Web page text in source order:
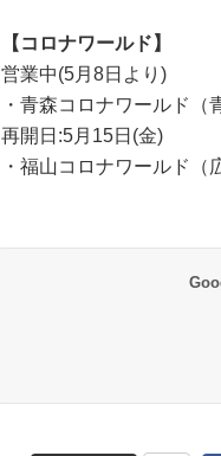
【コロナワールド】
営業中(5月8日より)
・青森コロナワールド（
再開日:5月15日(金)
・福山コロナワールド（